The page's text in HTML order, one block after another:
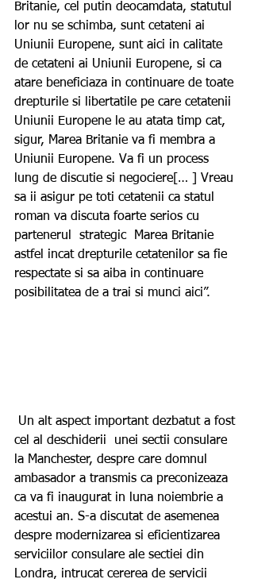
Britanie, cel putin deocamdata, statutul
lor nu se schimba, sunt cetateni ai
Uniunii Europene, sunt aici in calitate
de cetateni ai Uniunii Europene, si ca
atare beneficiaza in continuare de toate
drepturile si libertatile pe care cetatenii
Uniunii Europene le au atata timp cat,
sigur, Marea Britanie va fi membra a
Uniunii Europene. Va fi un process
lung de discutie si negociere[… ] Vreau
sa ii asigur pe toti cetatenii ca statul
roman va discuta foarte serios cu
partenerul  strategic  Marea Britanie
astfel incat drepturile cetatenilor sa fie
respectate si sa aiba in continuare
posibilitatea de a trai si munci aici”.
cel al deschiderii  unei sectii consulare
la Manchester, despre care domnul
ambasador a transmis ca preconizeaza
ca va fi inaugurat in luna noiembrie a
acestui an. S-a discutat de asemenea
despre modernizarea si eficientizarea
serviciilor consulare ale sectiei din
Londra, intrucat cererea de servicii